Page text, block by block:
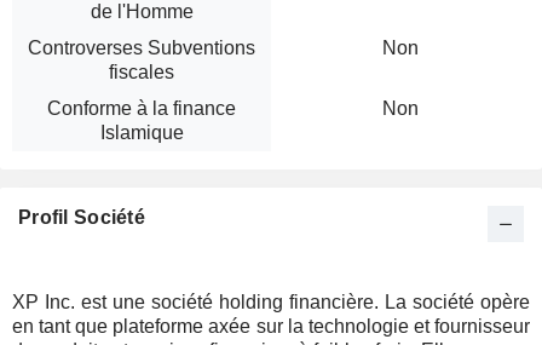
de l'Homme
Controverses Subventions
fiscales
Non
Conforme à la finance
Islamique
Non
Profil Société
XP Inc. est une société holding financière. La société opère
en tant que plateforme axée sur la technologie et fournisseur